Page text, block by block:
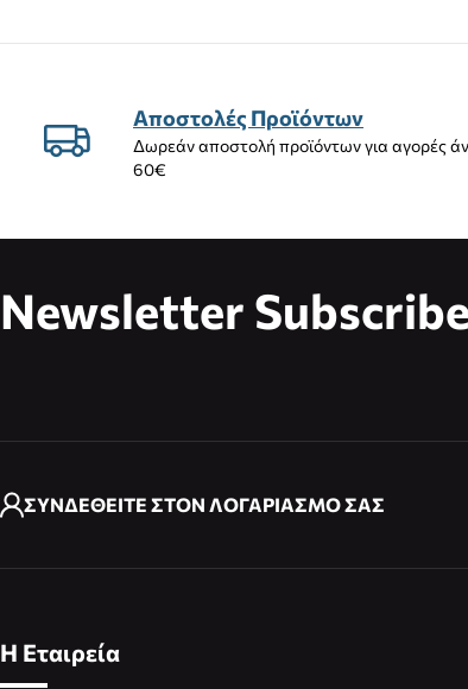
Αποστολές Προϊόντων
Δωρεάν αποστολή προϊόντων για αγορές
60€
Newsletter Subscribe
ΣΥΝΔΕΘΕΙΤΕ ΣΤΟΝ ΛΟΓΑΡΙΑΣΜΟ ΣΑΣ
Η Εταιρεία